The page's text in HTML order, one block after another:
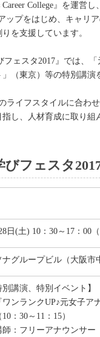
College』を運営
ップをはじめ、キャリ
を支援しています。
フェスタ2017』では、
（東京）等の特別講
ライフスタイルに合わ
し、人材育成に取り組
フェスタ
日(土) 10：30～17：00
ナグループビル（大阪市
別講演、特別イベント】
ンランクUP♪元女子ア
：30～11：15）
：フリーアナウンサ